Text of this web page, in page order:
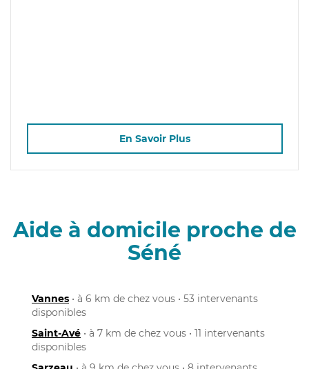
En Savoir Plus
Aide à domicile proche de
Séné
Vannes • à 6 km de chez vous • 53 intervenants
disponibles
Saint-Avé • à 7 km de chez vous • 11 intervenants
disponibles